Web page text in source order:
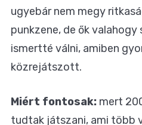
ugyebár nem megy
punkzene, de ők
ismertté válni, amiben
közrejátszott.
Miért fontosak: mert
tudtak játszani, ami több